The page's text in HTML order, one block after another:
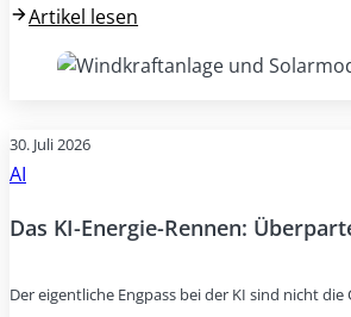
Artikel lesen
30. Juli 2026
AI
Das KI-Energie-Rennen:
Der eigentliche Engpass bei der KI sind nicht